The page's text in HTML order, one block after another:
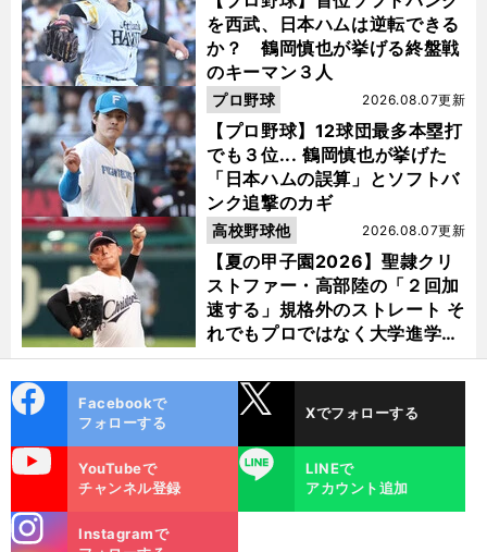
を西武、日本ハムは逆転できる
か？ 鶴岡慎也が挙げる終盤戦
のキーマン３人
【プロ野球】12球団最多本塁打
でも３位... 鶴岡慎也が挙げた
「日本ハムの誤算」とソフトバ
ンク追撃のカギ
2026.08.07更新
プロ野球
【夏の甲子園2026】聖隷クリ
ストファー・高部陸の「２回加
速する」規格外のストレート そ
れでもプロではなく大学進学を
選ぶ理由
2026.08.07更新
高校野球他
ok
Facebookで
フォローする
Xでフォローする
YouTubeで
チャンネル登録
LINE
LINEで
アカウント追加
m
Instagramで